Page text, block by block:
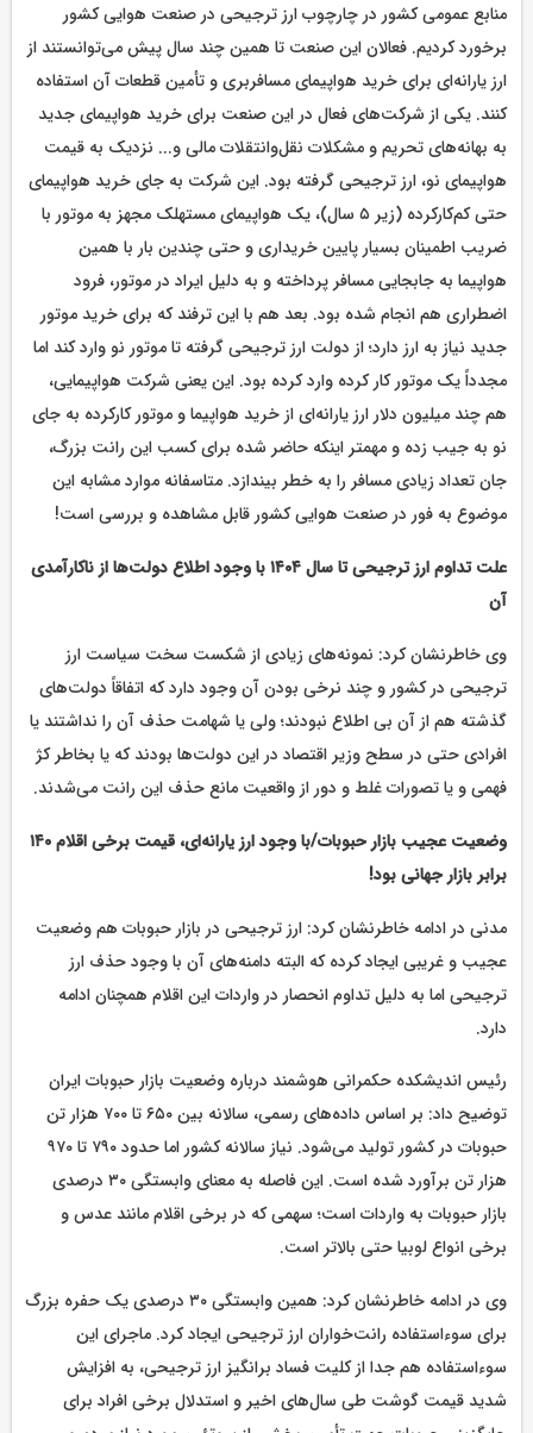
منابع عمومی کشور در چارچوب ارز ترجیحی در صنعت هوایی کشور
برخورد کردیم. فعالان این صنعت تا همین چند سال پیش می‌توانستند از
ارز یارانه‌ای برای خرید هواپیمای مسافربری و تأمین قطعات آن استفاده
کنند. یکی از شرکت‌های فعال در این صنعت برای خرید هواپیمای جدید
به بهانه‌های تحریم و مشکلات نقل‌وانتقلات مالی و... نزدیک به قیمت
هواپیمای نو، ارز ترجیحی گرفته بود. این شرکت به جای خرید هواپیمای
حتی کم‌کارکرده (زیر ۵ سال)، یک هواپیمای مستهلک مجهز به موتور با
ضریب اطمینان بسیار پایین خریداری و حتی چندین بار با همین
هواپیما به جابجایی مسافر پرداخته و به دلیل ایراد در موتور، فرود
اضطراری هم انجام شده بود. بعد هم با این ترفند که برای خرید موتور
جدید نیاز به ارز دارد؛ از دولت ارز ترجیحی گرفته تا موتور نو وارد کند اما
مجدداً یک موتور کار کرده وارد کرده بود. این یعنی شرکت هواپیمایی،
هم چند میلیون دلار ارز یارانه‌ای از خرید هواپیما و موتور کارکرده به جای
نو به جیب زده و مهمتر اینکه حاضر شده برای کسب این رانت بزرگ،
جان تعداد زیادی مسافر را به خطر بیندازد. متاسفانه موارد مشابه این
موضوع به فور در صنعت هوایی کشور قابل مشاهده و بررسی است!
علت تداوم ارز ترجیحی تا سال ۱۴۰۴ با وجود اطلاع دولت‌ها از ناکارآمدی
آن
وی خاطرنشان کرد: نمونه‌های زیادی از شکست سخت سیاست ارز
ترجیحی در کشور و چند نرخی بودن آن وجود دارد که اتفاقاً دولت‌های
گذشته هم از آن بی اطلاع نبودند؛ ولی یا شهامت حذف آن را نداشتند یا
افرادی حتی در سطح وزیر اقتصاد در این دولت‌ها بودند که یا بخاطر کژ
فهمی و یا تصورات غلط و دور از واقعیت مانع حذف این رانت می‌شدند.
وضعیت عجیب بازار حبوبات/با وجود ارز یارانه‌ای، قیمت برخی اقلام ۱۴۰
برابر بازار جهانی بود!
مدنی در ادامه خاطرنشان کرد: ارز ترجیحی در بازار حبوبات هم وضعیت
عجیب و غریبی ایجاد کرده که البته دامنه‌های آن با وجود حذف ارز
ترجیحی اما به دلیل تداوم انحصار در واردات این اقلام همچنان ادامه
دارد.
رئیس اندیشکده حکمرانی هوشمند درباره وضعیت بازار حبوبات ایران
توضیح داد: بر اساس داده‌های رسمی، سالانه بین ۶۵۰ تا ۷۰۰ هزار تن
حبوبات در کشور تولید می‌شود. نیاز سالانه کشور اما حدود ۷۹۰ تا ۹۷۰
هزار تن برآورد شده است. این فاصله به معنای وابستگی ۳۰ درصدی
بازار حبوبات به واردات است؛ سهمی که در برخی اقلام مانند عدس و
برخی انواع لوبیا حتی بالاتر است.
وی در ادامه خاطرنشان کرد: همین وابستگی ۳۰ درصدی یک حفره بزرگ
برای سوءاستفاده رانت‌خواران ارز ترجیحی ایجاد کرد. ماجرای این
سوءاستفاده هم جدا از کلیت فساد برانگیز ارز ترجیحی، به افزایش
شدید قیمت گوشت طی سال‌های اخیر و استدلال برخی افراد برای